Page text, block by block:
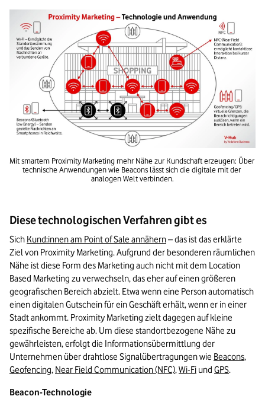
Mit smartem Proximity Marketing mehr Nähe zur Kundschaft erzeugen: Über
technische Anwendungen wie Beacons lässt sich die digitale mit der
analogen Welt verbinden.
Diese technologischen Verfahren gibt es
Sich Kund:innen am Point of Sale annähern – das ist das erklärte
Ziel von Proximity Marketing. Aufgrund der besonderen räumlichen
Nähe ist diese Form des Marketing auch nicht mit dem Location
Based Marketing zu verwechseln, das eher auf einen größeren
geografischen Bereich abzielt. Etwa wenn eine Person automatisch
einen digitalen Gutschein für ein Geschäft erhält, wenn er in einer
Stadt ankommt. Proximity Marketing zielt dagegen auf kleine
spezifische Bereiche ab. Um diese standortbezogene Nähe zu
gewährleisten, erfolgt die Informationsübermittlung der
Unternehmen über drahtlose Signalübertragungen wie Beacons
Geofencing, Near Field Communication (NFC), Wi-Fi und GPS.
Beacon-Technologie